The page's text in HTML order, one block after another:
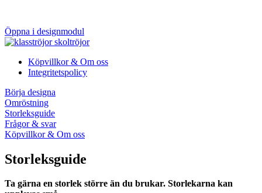
Öppna i designmodul
Köpvillkor & Om oss
Integritetspolicy
Börja designa
Omröstning
Storleksguide
Frågor & svar
Köpvillkor & Om oss
Storleksguide
Ta gärna en storlek större än du brukar. Storlekarna kan